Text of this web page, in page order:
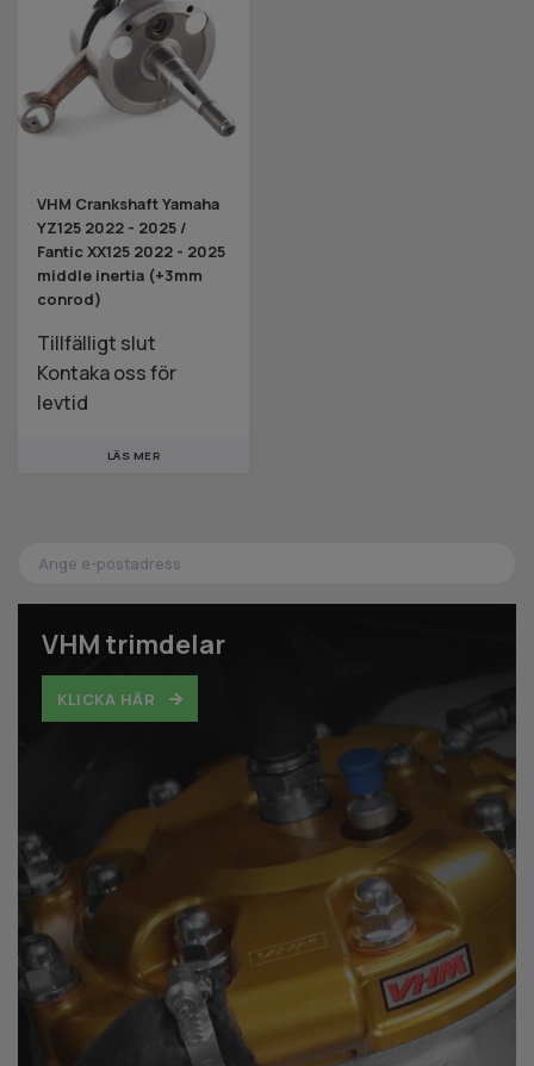
VHM trimdelar
KLICKA HÄR
VHM Crankshaft Yamaha
YZ125 2022 - 2025 /
Fantic XX125 2022 - 2025
middle inertia (+3mm
conrod)
Tillfälligt slut
Kontaka oss för
levtid
LÄS MER